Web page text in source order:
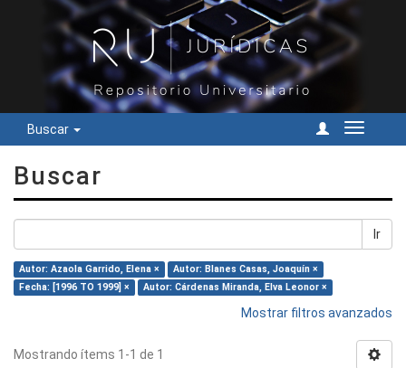
Buscar
Cambiar
Buscar
Ir
Autor: Azaola Garrido, Elena ×
Autor: Blanes Casas, Joaquín ×
Fecha: [1996 TO 1999] ×
Autor: Cárdenas Miranda, Elva Leonor ×
Mostrar filtros avanzados
Mostrando ítems 1-1 de 1